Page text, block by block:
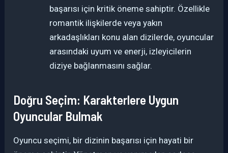
başarısı için kritik öneme sahiptir. Özellikle
romantik ilişkilerde veya yakın
arkadaşlıkları konu alan dizilerde, oyuncular
arasındaki uyum ve enerji, izleyicilerin
diziye bağlanmasını sağlar.
Doğru Seçim: Karakterlere Uygun
Oyuncular Bulmak
Oyuncu seçimi, bir dizinin başarısı için hayati bir